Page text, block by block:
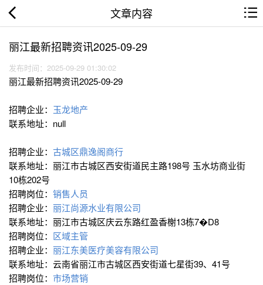
文章内容
丽江最新招聘资讯2025-09-29
发布时间：2025-09-29 01:30:02
丽江最新招聘资讯2025-09-29
招聘企业： 玉龙地产
联系地址：null
招聘企业： 古城区鼎逸阁商行
联系地址：丽江市古城区西安街道民主路198号 玉水坊商业街
10栋202号
招聘岗位： 销售人员
招聘企业： 丽江尚源水业有限公司
联系地址：丽江市古城区庆云东路红盈香榭13栋7�D8
招聘岗位： 区域主管
招聘企业： 丽江东美医疗美容有限公司
联系地址：云南省丽江市古城区西安街道七星街39、41号
招聘岗位： 市场营销